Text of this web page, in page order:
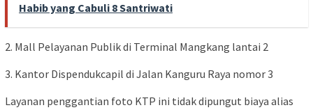
Habib yang Cabuli 8 Santriwati
2. Mall Pelayanan Publik di Terminal Mangkang lantai 2
3. Kantor Dispendukcapil di Jalan Kanguru Raya nomor 3
Layanan penggantian foto KTP ini tidak dipungut biaya alias